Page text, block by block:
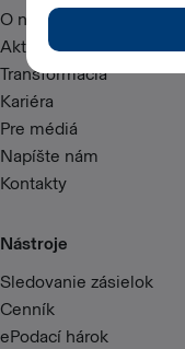
O nás
Aktuality
Transformácia
Kariéra
Pre médiá
Napíšte nám
Kontakty
Nástroje
Sledovanie zásielok
Cenník
ePodací hárok